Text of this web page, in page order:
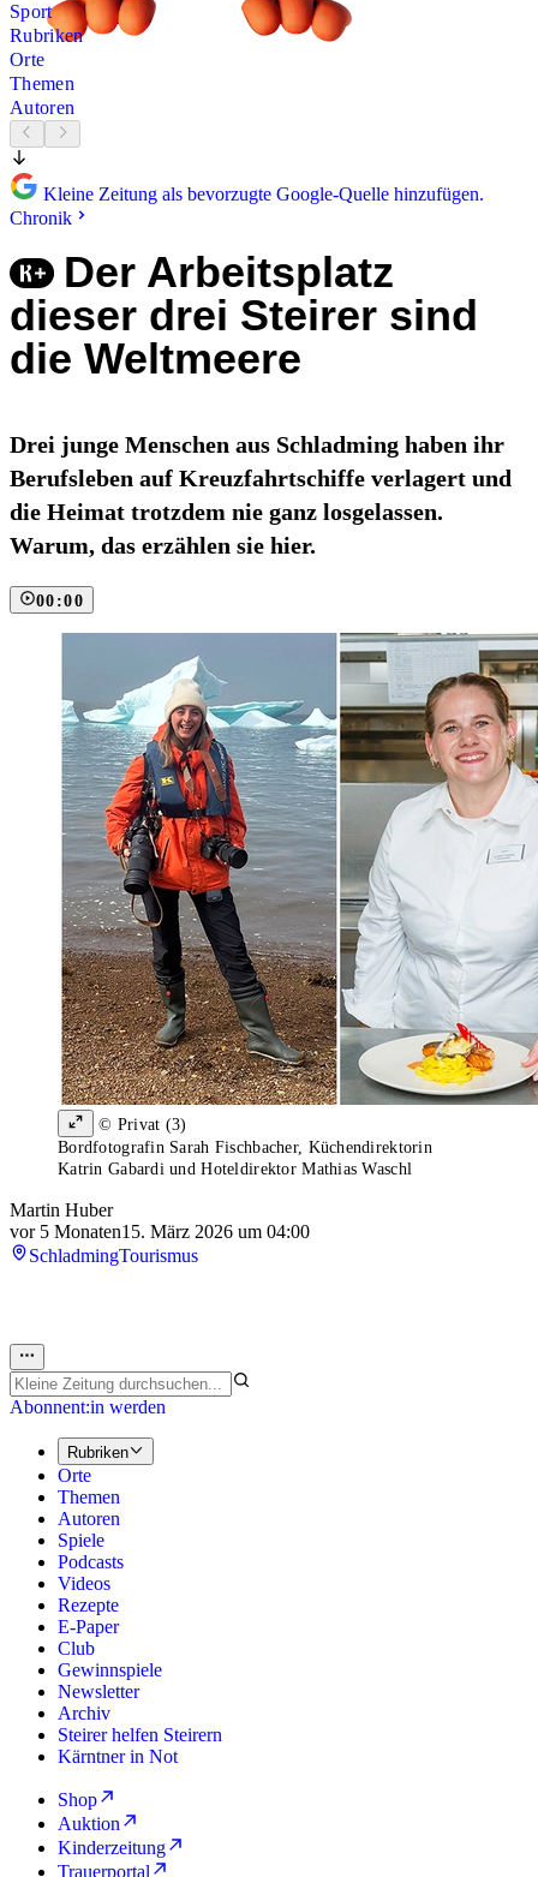
Sport
Rubriken
Orte
Themen
Autoren
Kleine Zeitung als bevorzugte Google-Quelle hinzufügen.
Chronik
Der Arbeitsplatz
dieser drei Steirer sind
die Weltmeere
Drei junge Menschen aus Schladming haben ihr
Berufsleben auf Kreuzfahrtschiffe verlagert und
die Heimat trotzdem nie ganz losgelassen.
Warum, das erzählen sie hier.
00:00
© Privat (3)
Bordfotografin Sarah Fischbacher, Küchendirektorin
Katrin Gabardi und Hoteldirektor Mathias Waschl
Martin Huber
vor 5 Monaten15. März 2026 um 04:00
SchladmingTourismus
Abonnent:in werden
Rubriken
Orte
Themen
Autoren
Spiele
Podcasts
Videos
Rezepte
E-Paper
Club
Gewinnspiele
Newsletter
Archiv
Steirer helfen Steirern
Kärntner in Not
Shop
Auktion
Kinderzeitung
Trauerportal